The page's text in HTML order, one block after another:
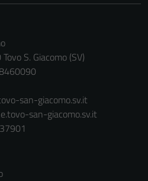
S. Giacomo (SV)
san-giacomo.sv.it
san-giacomo.sv.it